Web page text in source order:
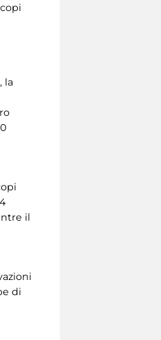
, la
il
di